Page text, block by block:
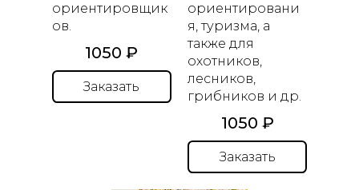
ориентировщик
ов.
1050 ₽
Заказать
ориентировани
я, туризма, а
также для
охотников,
лесников,
грибников и др.
1050 ₽
Заказать